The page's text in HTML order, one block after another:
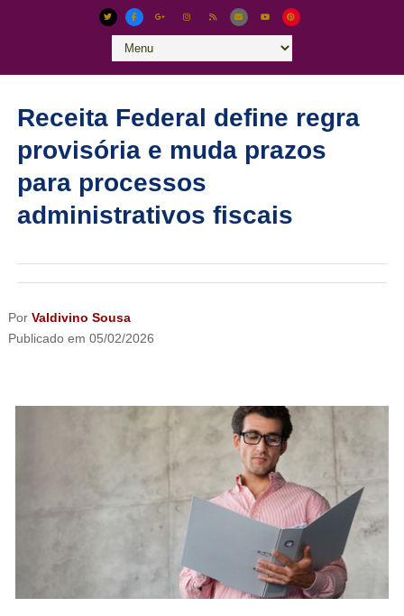
Receita Federal define regra
provisória e muda prazos
para processos
administrativos fiscais
Por Valdivino Sousa
Publicado em 05/02/2026